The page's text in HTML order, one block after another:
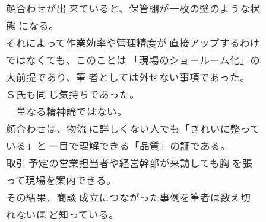
顔合わせが出 来ていると、保管棚が一枚の壁のような状
態 になる。
それによって作業効率や管理精度が 直接アップするわけ
ではなくても、このことは 「現場のショールーム化」の
大前提であり、筆 者としては外せない事項であった。
Ｓ氏も同 じ気持ちであった。
単なる精神論ではない。
顔合わせは、物流 に詳しくない人でも「きれいに整って
いる」と 一目で理解できる「品質」の証である。
取引 予定の営業担当者や経営幹部が来訪しても胸 を張
って現場を案内できる。
その結果、商談 成立につながった事例を筆者は数え切
れないほ ど知っている。